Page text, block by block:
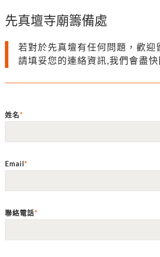
先真壇寺廟籌備處
若對於先真壇有任何問題，歡迎
請填妥您的連絡資訊,我們會盡快
姓名 *
Email *
聯絡電話*